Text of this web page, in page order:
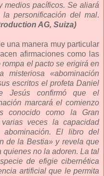
medios pacíficos. Se aliará
personificación del mal.
AG, Suiza)
una manera muy particular
afirmaciones como las
el pacto se erigirá en
«abominación
escritos el profeta Daniel
Jesús confirmó que el
marcará el comienzo
conocido como la Gran
veces la capacidad
abominación. El libro del
de la Bestia» y revela que
quienes no la adoren. La tal
de efigie cibernética
artificial que le permita